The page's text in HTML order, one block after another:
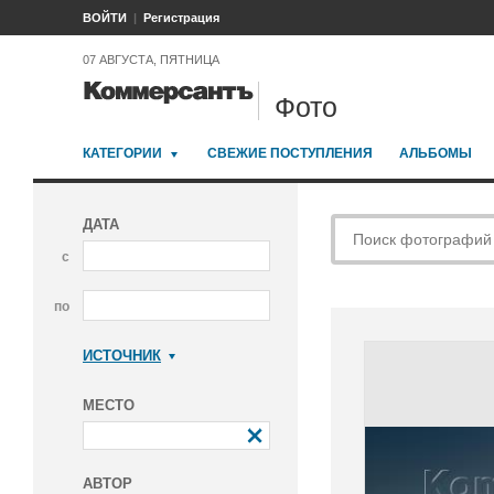
ВОЙТИ Регистрация
07 АВГУСТА, ПЯТНИЦА
Фото
КАТЕГОРИИ СВЕЖИЕ ПОСТУПЛЕНИЯ АЛЬБОМЫ
ДАТА
с
по
ИСТОЧНИК
МЕСТО
АВТОР